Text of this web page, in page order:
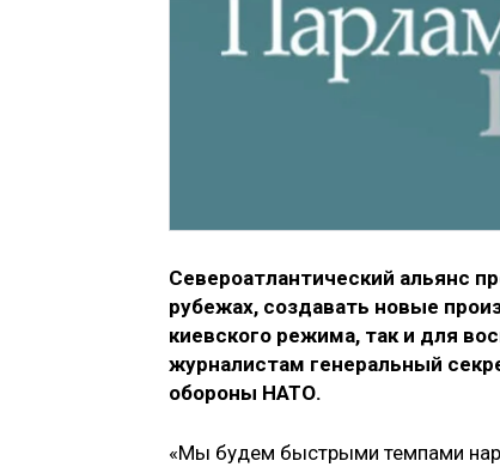
Североатлантический альянс
рубежах, создавать новые
киевского режима, так и для
журналистам генеральный
обороны НАТО.
«Мы будем быстрыми темпами